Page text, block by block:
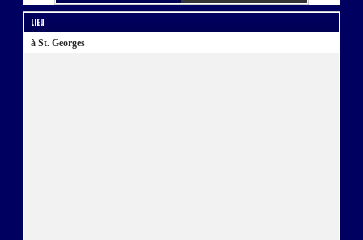
Lieu
à St. Georges